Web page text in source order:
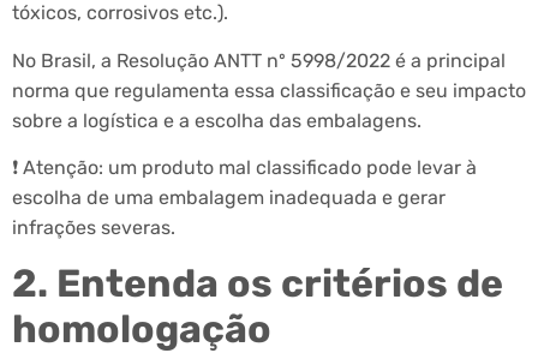
tóxicos, corrosivos etc.).
No Brasil, a Resolução ANTT nº 5998/2022 é a principal
norma que regulamenta essa classificação e seu impacto
sobre a logística e a escolha das embalagens.
❗ Atenção: um produto mal classificado pode levar à
escolha de uma embalagem inadequada e gerar
infrações severas.
2. Entenda os critérios de
homologação